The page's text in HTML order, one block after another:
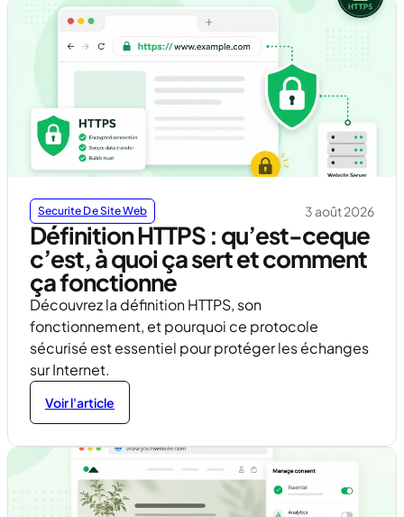
Securite De Site Web 3 août 2026
Définition HTTPS : qu’est-ceque
c’est, à quoi ça sert et comment
ça fonctionne
Découvrez la définition HTTPS, son
fonctionnement, et pourquoi ce protocole
sécurisé est essentiel pour protéger les échanges
sur Internet.
Voir l'article